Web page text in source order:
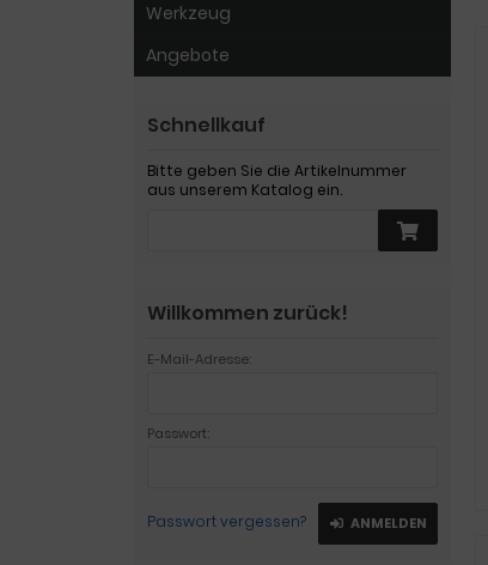
Werkzeug
Angebote
Schnellkauf
Bitte geben Sie die Artikelnummer
aus unserem Katalog ein.
Willkommen zurück!
E-Mail-Adresse:
Passwort:
Passwort vergessen? ANMELDEN